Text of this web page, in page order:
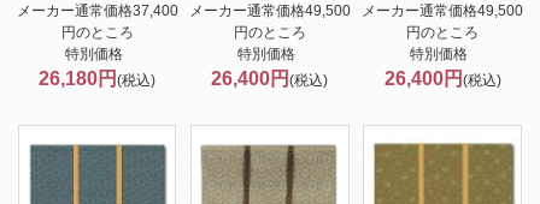
メーカー通常価格37,400
円のところ
特別価格
26,180円(税込)
メーカー通常価格49,500
円のところ
特別価格
26,400円(税込)
メーカー通常価格49,500
円のところ
特別価格
26,400円 (税込)